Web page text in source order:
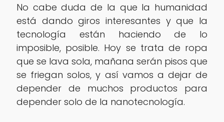
No cabe duda de la que la humanidad
está dando giros interesantes y que la
tecnología están haciendo de lo
imposible, posible. Hoy se trata de ropa
que se lava sola, mañana serán pisos que
se friegan solos, y así vamos a dejar de
depender de muchos productos para
depender solo de la nanotecnología.